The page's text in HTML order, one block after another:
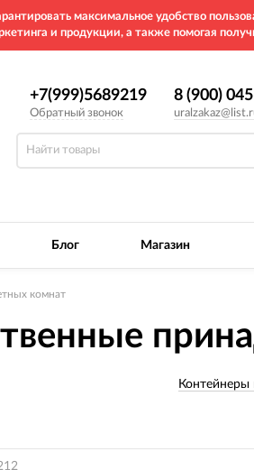
максимальное удобство
и продукции, а также помогая
+7(999)5689219
Обратный звонок
8 (900)
Блог Магазин
комнат
Контейнеры